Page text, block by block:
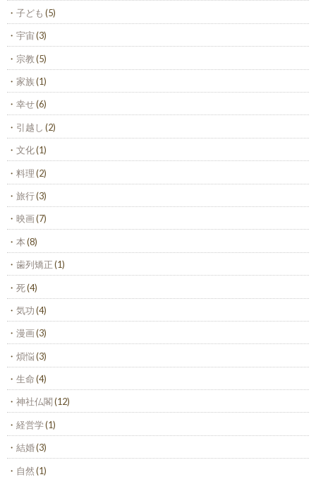
子ども (5)
宇宙(3)
宗教(5)
家族(1)
幸せ(6)
引越し (2)
文化(1)
料理(2)
旅行(3)
映画(7)
本(8)
歯列矯正(1)
死(4)
気功(4)
漫画(3)
煩悩(3)
生命(4)
神社仏閣(12)
経営学(1)
結婚(3)
自然(1)